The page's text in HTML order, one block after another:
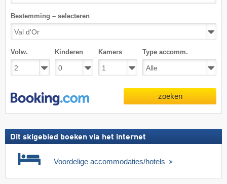
Bestemming – selecteren
Volw. Kinderen Kamers Type accomm.
zoeken
Dit skigebied boeken via het internet
Voordelige accommodaties/hotels